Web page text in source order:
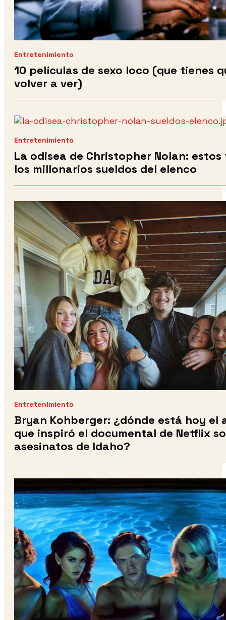
Entretenimiento
10 películas de sexo loco (que tienes
volver a ver)
Entretenimiento
La odisea de Christopher Nolan:
los millonarios sueldos del elenco
Entretenimiento
Bryan Kohberger: ¿dónde está hoy el
que inspiró el documental de Netflix
asesinatos de Idaho?